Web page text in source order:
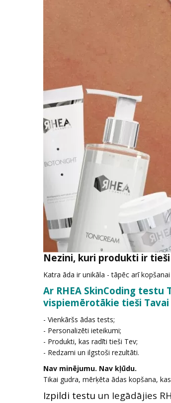
Nezini, kuri produkti ir tieši
Katra āda ir unikāla - tāpēc arī
Ar RHEA SkinCoding testu
vispiemērotākie tieši Tavai
- Vienkāršs ādas tests;
- Personalizēti ieteikumi;
- Produkti, kas radīti tieši Tev;
- Redzami un ilgstoši rezultāti.
Nav minējumu. Nav kļūdu.
Tikai gudra, mērķēta ādas kopšana,
Izpildi testu un Iegādājies